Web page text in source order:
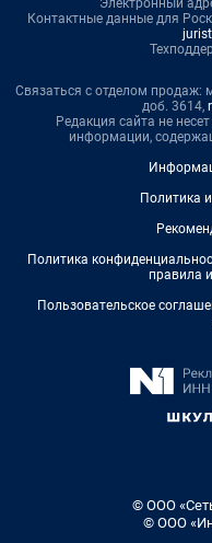
Электронный
Контактные данные для
Связаться с отделом продаж:
доб. 3614,
Редакция сайта не
информации,
Политика
Политика
правила
Пользовательское
© ООО
© ООО